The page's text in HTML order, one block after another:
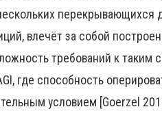
перекрывающихся
влечёт за собой
требований к
где способность
условием [Goerzel